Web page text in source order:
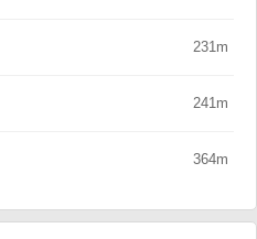
231m
241m
364m